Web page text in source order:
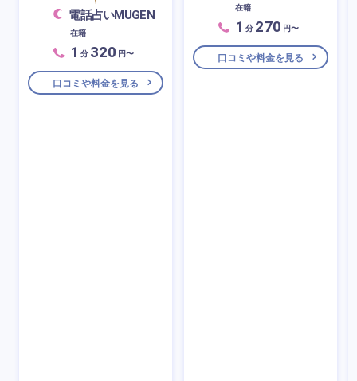
電話占いMUGEN
在籍
1 分 320 円〜
口コミや料金を見る
在籍
1 分 270 円〜
口コミや料金を見る